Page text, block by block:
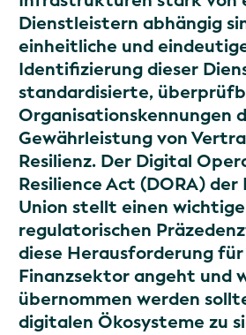
Dienstleistern abhängig
einheitliche und
Identifizierung dieser
standardisierte,
Organisationskennungen
Gewährleistung von
Resilienz. Der Digital
Resilience Act (DORA) der
Union stellt einen
regulatorischen
diese Herausforderung
Finanzsektor angeht und
übernommen werden
digitalen Ökosysteme zu